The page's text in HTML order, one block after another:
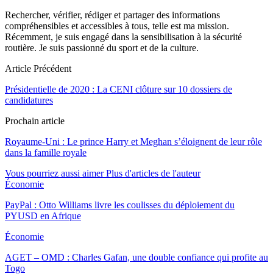
Rechercher, vérifier, rédiger et partager des informations
compréhensibles et accessibles à tous, telle est ma mission.
Récemment, je suis engagé dans la sensibilisation à la sécurité
routière. Je suis passionné du sport et de la culture.
Article Précédent
Présidentielle de 2020 : La CENI clôture sur 10 dossiers de
candidatures
Prochain article
Royaume-Uni : Le prince Harry et Meghan s’éloignent de leur rôle
dans la famille royale
Vous pourriez aussi aimer Plus d'articles de l'auteur
Économie
PayPal : Otto Williams livre les coulisses du déploiement du
PYUSD en Afrique
Économie
AGET – OMD : Charles Gafan, une double confiance qui profite au
Togo